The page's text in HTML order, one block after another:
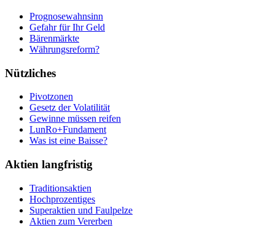
Prognosewahnsinn
Gefahr für Ihr Geld
Bärenmärkte
Währungsreform?
Nützliches
Pivotzonen
Gesetz der Volatilität
Gewinne müssen reifen
LunRo+Fundament
Was ist eine Baisse?
Aktien langfristig
Traditionsaktien
Hochprozentiges
Superaktien und Faulpelze
Aktien zum Vererben